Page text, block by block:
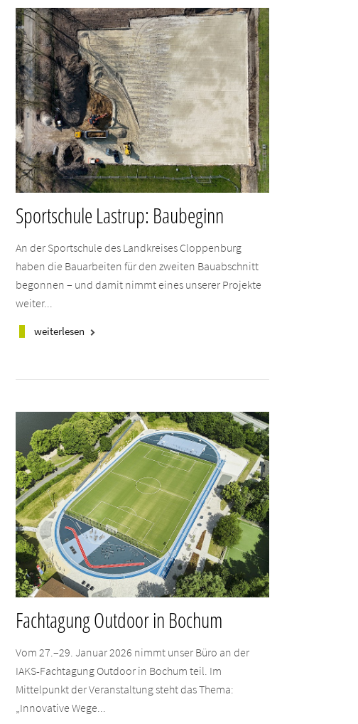
Sportschule Lastrup: Baubeginn
An der Sportschule des Landkreises Cloppenburg
haben die Bauarbeiten für den zweiten Bauabschnitt
begonnen – und damit nimmt eines unserer Projekte
weiter...
weiterlesen keyboard_arrow_right
Fachtagung Outdoor in Bochum
Vom 27.–29. Januar 2026 nimmt unser Büro an der
IAKS-Fachtagung Outdoor in Bochum teil. Im
Mittelpunkt der Veranstaltung steht das Thema:
„Innovative Wege...